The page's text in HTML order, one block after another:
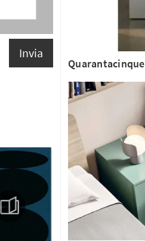
Invia
Quarantacinque